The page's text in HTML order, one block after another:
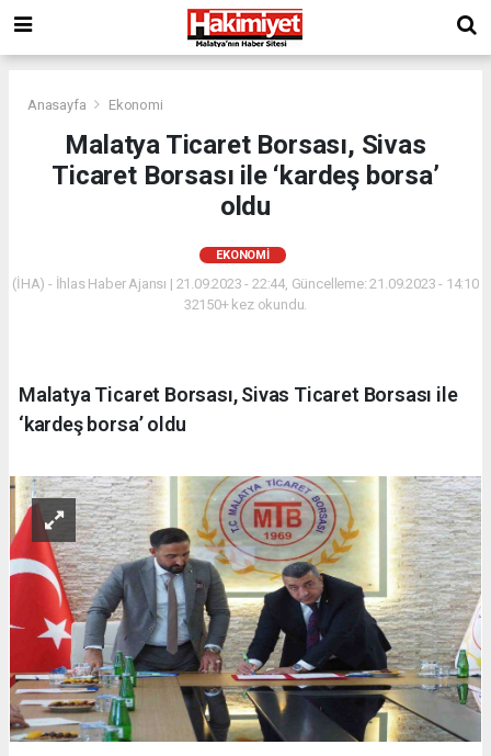
Anasayfa Ekonomi
Malatya Ticaret Borsası, Sivas
Ticaret Borsası ile ‘kardeş borsa’
oldu
EKONOMI
(İHA) - İhlas Haber Ajansı | 21.09.2023 - 22:44, Güncelleme: 21.09.2023 - 14:10
32150+ kez okundu.
Malatya Ticaret Borsası, Sivas Ticaret Borsası ile
‘kardeş borsa’ oldu